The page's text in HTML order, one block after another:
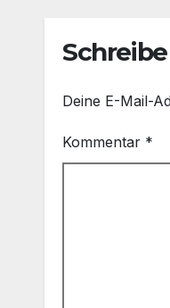
Deine E-Mail-
Kommentar *